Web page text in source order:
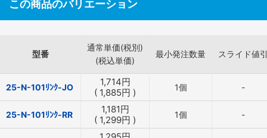
この商品のバリエーション
型番
通常単価(税別)
(税込単価)
最小発注数量 スライド値
25-N-101ﾘﾝｸ-JO 1,714円
( 1,885円 ) 1個 -
25-N-101ﾘﾝｸ-RR 1,181円
( 1,299円 ) 1個 -